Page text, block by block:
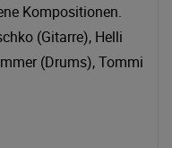
Kompositionen.
(Gitarre), Helli
(Drums), Tommi